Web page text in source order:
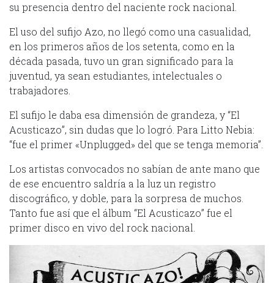
su presencia dentro del naciente rock nacional.
El uso del sufijo Azo, no llegó como una casualidad,
en los primeros años de los setenta, como en la
década pasada, tuvo un gran significado para la
juventud, ya sean estudiantes, intelectuales o
trabajadores.
El sufijo le daba esa dimensión de grandeza, y “El
Acusticazo”, sin dudas que lo logró. Para Litto Nebia:
“fue el primer «Unplugged» del que se tenga memoria”.
Los artistas convocados no sabían de ante mano que
de ese encuentro saldría a la luz un registro
discográfico, y doble, para la sorpresa de muchos.
Tanto fue así que el álbum “El Acusticazo” fue el
primer disco en vivo del rock nacional.